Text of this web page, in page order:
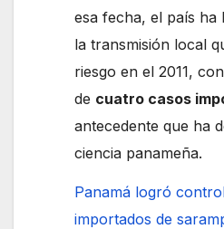
esa fecha, el país
la transmisión local
riesgo en el 2011,
de cuatro casos
antecedente que ha
ciencia panameña.
Panamá logró
importados de